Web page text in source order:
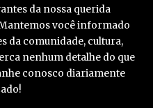
da nossa querida
você informado
da comunidade, cultura,
nenhum detalhe do que
conosco diariamente